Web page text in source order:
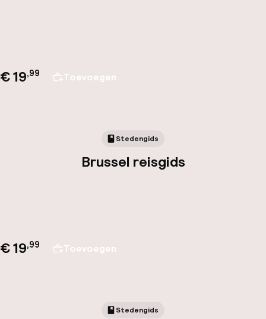
€ 19,99 Toevoegen
Stedengids
Brussel reisgids
€ 19,99 Toevoegen
Stedengids